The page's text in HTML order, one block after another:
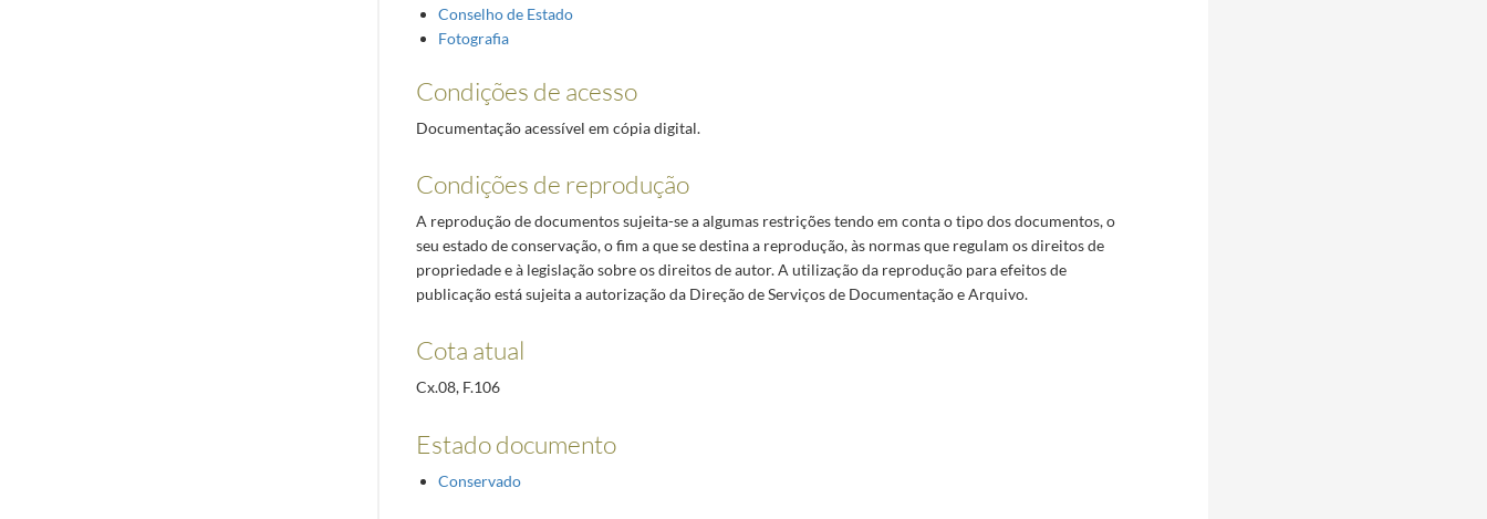
Conselho de Estado
Fotografia
Condições de acesso
Documentação acessível em cópia digital.
Condições de reprodução
A reprodução de documentos sujeita-se a algumas restrições tendo em conta o tipo dos documentos, o
seu estado de conservação, o fim a que se destina a reprodução, às normas que regulam os direitos de
propriedade e à legislação sobre os direitos de autor. A utilização da reprodução para efeitos de
publicação está sujeita a autorização da Direção de Serviços de Documentação e Arquivo.
Cota atual
Cx.08, F.106
Estado documento
Conservado